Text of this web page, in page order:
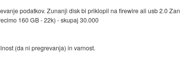
podatkov. Zunanji disk bi priklopil na firewire ali usb 2.0
160 GB - 22k) - skupaj 30.000
(da ni pregrevanja) in varnost.